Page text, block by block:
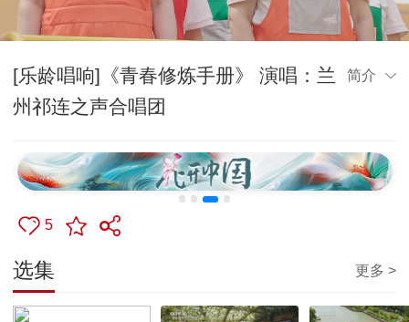
[乐龄唱响]《青春修炼手册》 演唱：兰
州祁连之声合唱团
简介
5
选集 更多 >